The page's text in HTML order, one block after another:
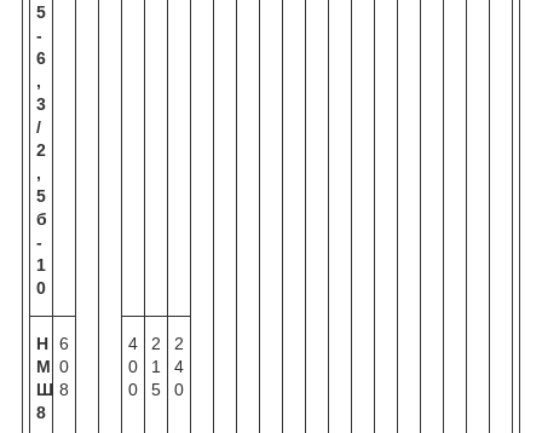
5
-
6
,
3
/
2
,
5
б
-
1
0
Н
М
Ш
8
6
0
8
4
0
0
2
1
5
2
4
0